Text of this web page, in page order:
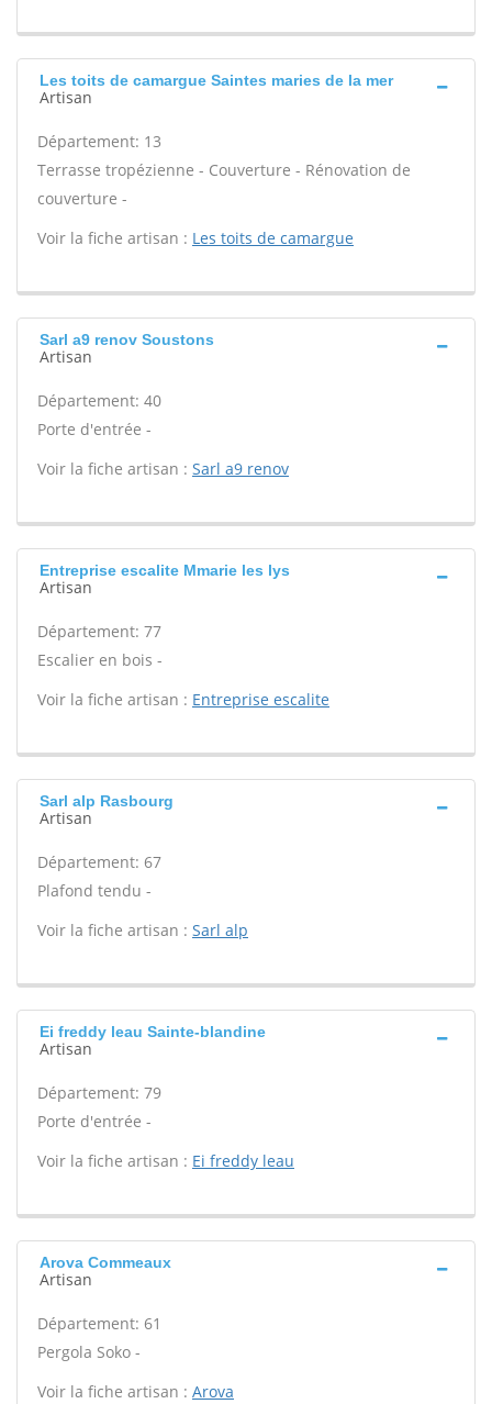
Les toits de camargue Saintes maries de la mer
Artisan
Département: 13
Terrasse tropézienne - Couverture - Rénovation de
couverture -
Voir la fiche artisan : Les toits de camargue
Sarl a9 renov Soustons
Artisan
Département: 40
Porte d'entrée -
Voir la fiche artisan : Sarl a9 renov
Entreprise escalite Mmarie les lys
Artisan
Département: 77
Escalier en bois -
Voir la fiche artisan : Entreprise escalite
Sarl alp Rasbourg
Artisan
Département: 67
Plafond tendu -
Voir la fiche artisan : Sarl alp
Ei freddy leau Sainte-blandine
Artisan
Département: 79
Porte d'entrée -
Voir la fiche artisan : Ei freddy leau
Arova Commeaux
Artisan
Département: 61
Pergola Soko -
Voir la fiche artisan : Arova